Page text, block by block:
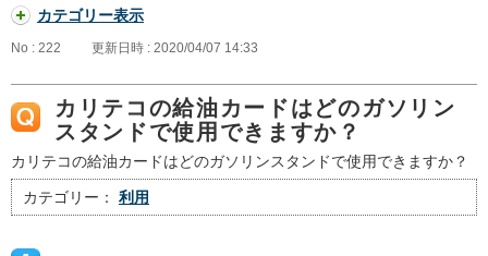
カテゴリー表示
No : 222 更新日時 : 2020/04/07 14:33
カリテコの給油カードはどのガソリン
スタンドで使用できますか？
カリテコの給油カードはどのガソリンスタンドで使用できますか？
カテゴリー： 利用